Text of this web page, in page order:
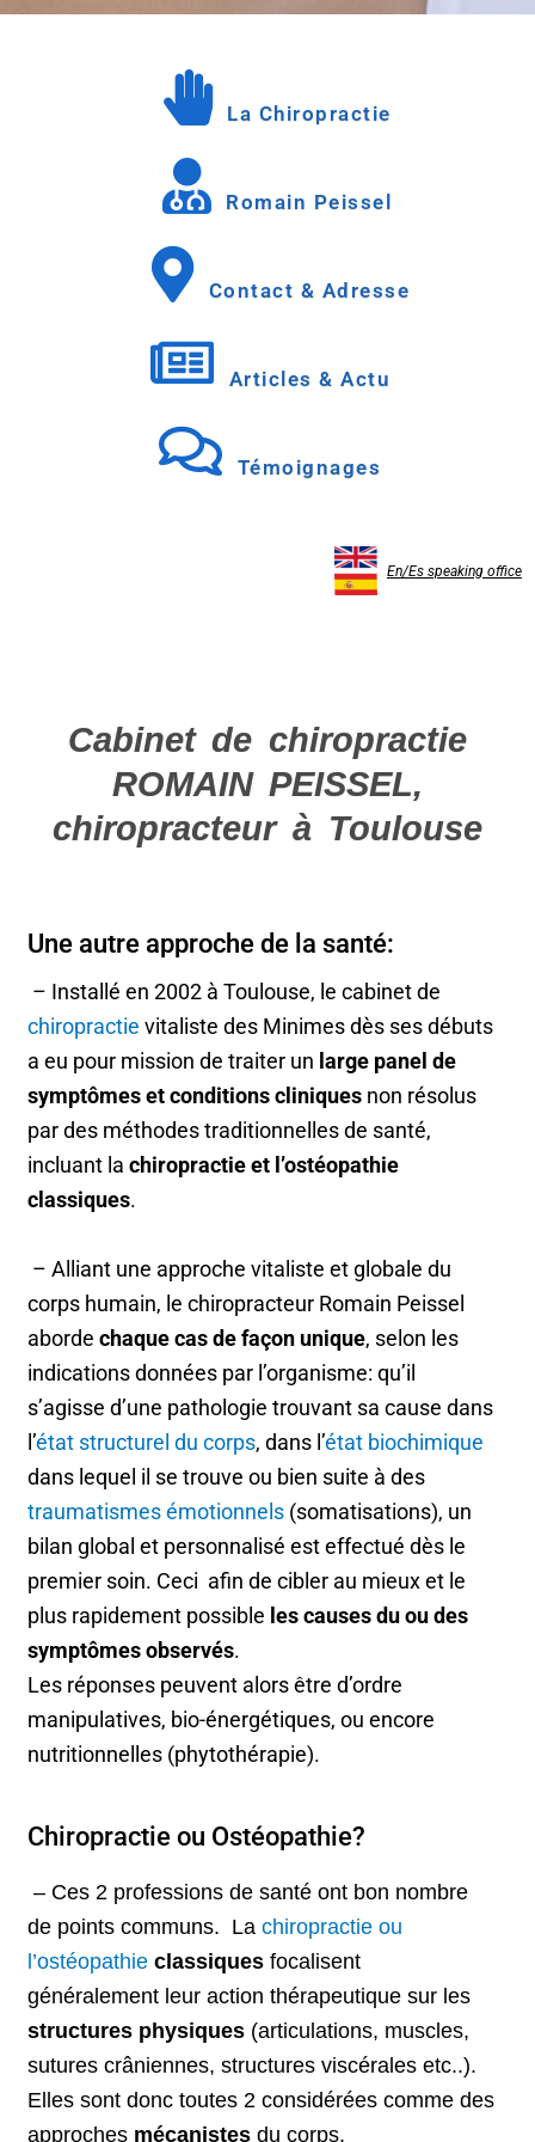
La Chiropractie
Romain Peissel
Contact & Adresse
Articles & Actu
Témoignages
En/Es speaking office
Cabinet de chiropractie
ROMAIN PEISSEL,
chiropracteur à Toulouse
Une autre approche de la santé:
– Installé en 2002 à Toulouse, le cabinet de
chiropractie vitaliste des Minimes dès ses débuts
a eu pour mission de traiter un large panel de
symptômes et conditions cliniques non résolus
par des méthodes traditionnelles de santé,
incluant la chiropractie et l’ostéopathie
classiques.
– Alliant une approche vitaliste et globale du
corps humain, le chiropracteur Romain Peissel
aborde chaque cas de façon unique, selon les
indications données par l’organisme: qu’il
s’agisse d’une pathologie trouvant sa cause dans
l’état structurel du corps, dans l’état biochimique
dans lequel il se trouve ou bien suite à des
traumatismes émotionnels (somatisations), un
bilan global et personnalisé est effectué dès le
premier soin. Ceci afin de cibler au mieux et le
plus rapidement possible lescauses du ou des
symptômes observés.
Les réponses peuvent alors être d’ordre
manipulatives, bio-énergétiques, ou encore
nutritionnelles (phytothérapie).
Chiropractie ou Ostéopathie?
– Ces 2 professions de santé ont bon nombre
de points communs. La chiropractie ou
l’ostéopathie classiques focalisent
généralement leur action thérapeutique sur les
structures physiques (articulations, muscles,
sutures crâniennes, structures viscérales etc..).
Elles sont donc toutes 2 considérées comme des
approches mécanistes du corps.